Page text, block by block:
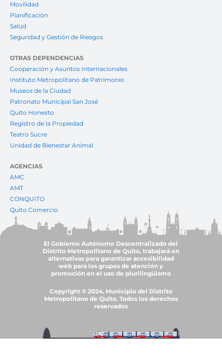
Movilidad
Planificación
Salud
Seguridad y Gestión de Riesgos
OTRAS DEPENDENCIAS
Cooperación y Asuntos Internacionales
Instituto Metropolitano de Patrimonio
Museos de la Ciudad
Patronato Municipal San José
Quito Honesto
Registro de la Propiedad
Teatro Sucre
Unidad de Bienestar Animal
AGENCIAS
AMC
AMT
CONQUITO
Quito Comercio
El Gobierno Autónomo Descentralizado del
Distrito Metropolitano de Quito, trabajará en
alternativas para garantizar accesibilidad
web para los grupos de atención y
promoción en el uso de plurilingüismo
Copyright © 2024, Municipio del Distrito
Metropolitano de Quito. Todos los derechos
reservados